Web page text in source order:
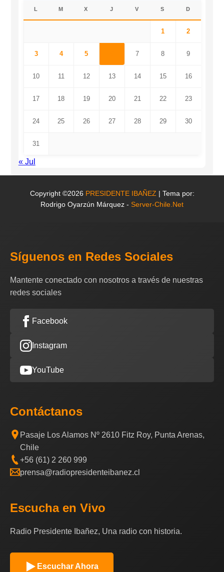
L M X J V S D
1 2
3 4 5 7 8 9
10 11 12 13 14 15 16
17 18 19 20 21 22 23
24 25 26 27 28 29 30
31
« Jul
Copyright ©2026 PRESIDENTE IBAÑEZ | Tema por:
Rodrigo Oyarzún Márquez - Server-Chile.Net
Síguenos en Redes Sociales
Mantente conectado con nosotros a través de nuestras
redes sociales
Facebook
Instagram
YouTube
Contáctanos
Pasaje Los Alamos Nº 2610 Fitz Roy, Punta Arenas,
Chile
+56 (61) 2 260 999
prensa@radiopresidenteibanez.cl
Escucha en Vivo
Radio Presidente Ibañez, Una radio con historia.
Escuchar Ahora